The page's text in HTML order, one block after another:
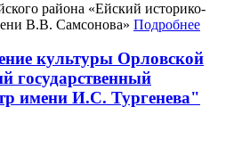
района «Ейский историко-
В.В. Самсонова» Подробнее
культуры Орловской
государственный
имени И.С. Тургенева"